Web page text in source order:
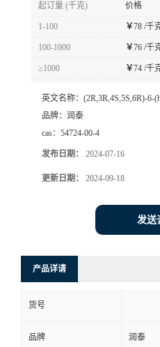
起订量 (千克) 价格
1-100 ￥78 /千
100-1000 ￥76 /千
≥1000 ￥74 /千
英文名称： (2R,3R,4S,5S,6R)-6-
品牌： 润泰
cas： 54724-00-4
发布日期： 2024-07-16
更新日期： 2024-09-18
发送
产品详请
货号
品牌 润泰